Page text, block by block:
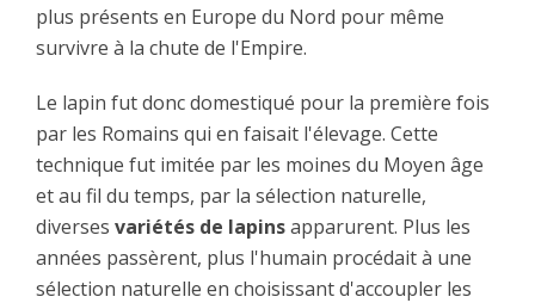
plus présents en Europe du Nord pour même
survivre à la chute de l'Empire.
Le lapin fut donc domestiqué pour la première fois
par les Romains qui en faisait l'élevage. Cette
technique fut imitée par les moines du Moyen âge
et au fil du temps, par la sélection naturelle,
diverses variétés de lapinsapparurent. Plus les
années passèrent, plus l'humain procédait à une
sélection naturelle en choisissant d'accoupler les